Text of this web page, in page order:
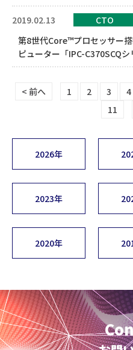
2019.02.13
CTO
第8世代Core™プロセッサー
ピューター「IPC-C370SCQ
< 前へ 1 2 3 4
11
2026年
2023年
2020年